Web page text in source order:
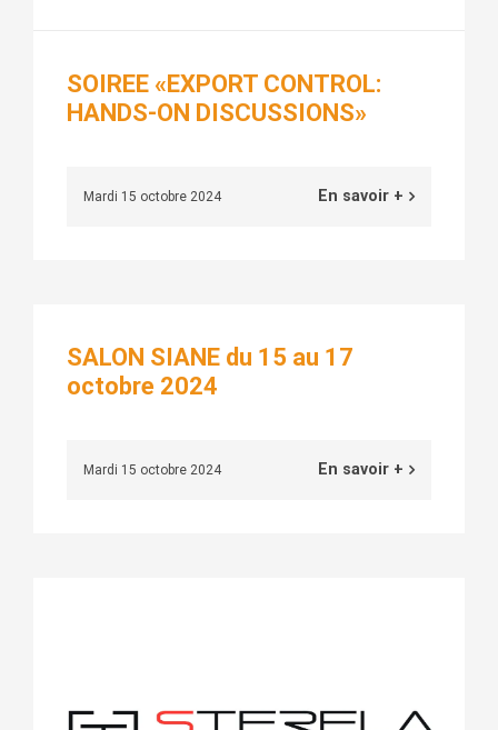
SOIREE «EXPORT CONTROL:
HANDS-ON DISCUSSIONS»
Mardi 15 octobre 2024 En savoir +
SALON SIANE du 15 au 17
octobre 2024
Mardi 15 octobre 2024 En savoir +